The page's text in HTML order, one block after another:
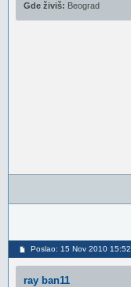
Gde živiš: Beograd
Poslao: 15 Nov 2010 15:52
ray ban11